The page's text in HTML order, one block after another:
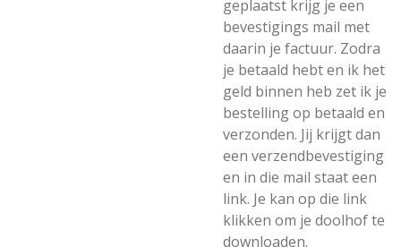
geplaatst krijg je een
bevestigings mail met
daarin je factuur. Zodra
je betaald hebt en ik het
geld binnen heb zet ik je
bestelling op betaald en
verzonden. Jij krijgt dan
een verzendbevestiging
en in die mail staat een
link. Je kan op die link
klikken om je doolhof te
downloaden.